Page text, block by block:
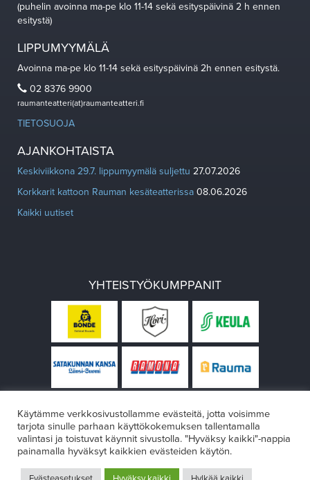
(puhelin avoinna ma-pe klo 11-14 sekä esityspäivinä 2 h ennen
esitystä)
LIPPUMYYMÄLÄ
Avoinna ma-pe klo 11-14 sekä esityspäivinä 2h ennen esitystä.
02 8376 9900
raumanteatteri(at)raumanteatteri.fi
TIETOSUOJA
AJANKOHTAISTA
Keskiviikkona 29.7. lippumyymälä suljettu 27.07.2026
Korkkarit kattoon Rauman kesäteatterissa 08.06.2026
Kaikki uutiset
YHTEISTYÖKUMPPANIT
Käytämme verkkosivustollamme evästeitä, jotta voisimme
tarjota sinulle parhaan käyttökokemuksen tallentamalla
valintasi ja toistuvat käynnit sivustolla. "Hyväksy kaikki"-nappia
painamalla hyväksyt kaikkien evästeiden käytön.